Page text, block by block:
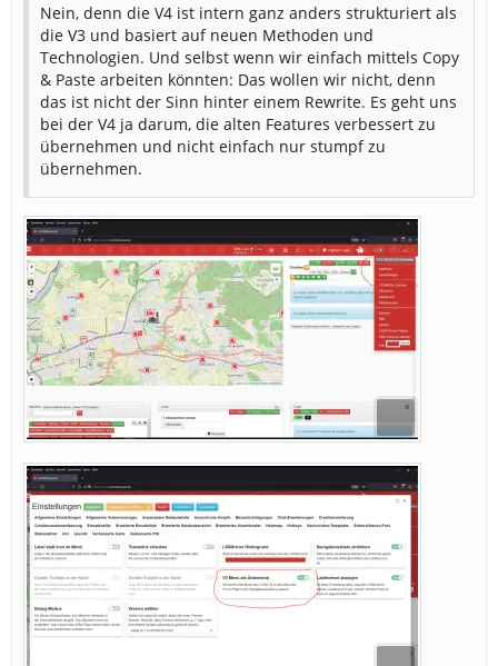
Nein, denn die V4 ist intern ganz anders strukturiert als
die V3 und basiert auf neuen Methoden und
Technologien. Und selbst wenn wir einfach mittels Copy
& Paste arbeiten könnten: Das wollen wir nicht, denn
das ist nicht der Sinn hinter einem Rewrite. Es geht uns
bei der V4 ja darum, die alten Features verbessert zu
übernehmen und nicht einfach nur stumpf zu
übernehmen.